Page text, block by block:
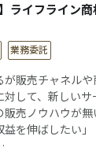
】ライフライン
業務委託
が販売チャネル
対して、新しい
販売ノウハウが無
益を伸ばしたい